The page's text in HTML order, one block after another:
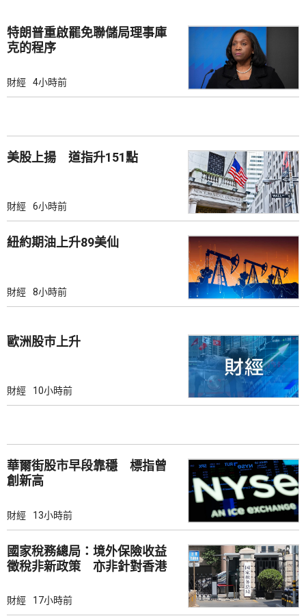
特朗普重啟罷免聯儲局理事庫
克的程序
財經 4小時前
美股上揚 道指升151點
財經 6小時前
紐約期油上升89美仙
財經 8小時前
歐洲股巿上升
財經 10小時前
華爾街股市早段靠穩 標指曾
創新高
財經 13小時前
國家稅務總局：境外保險收益
徵稅非新政策 亦非針對香港
財經 17小時前